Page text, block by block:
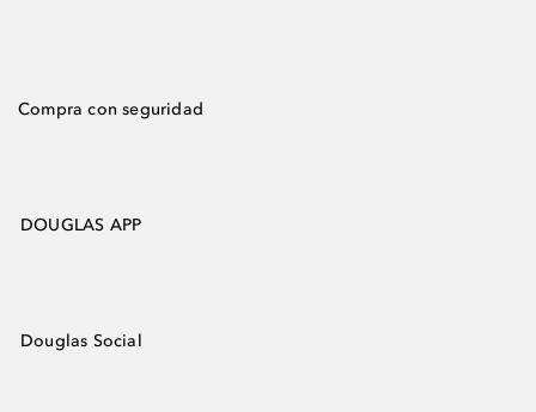
Compra con seguridad
DOUGLAS APP
Douglas Social